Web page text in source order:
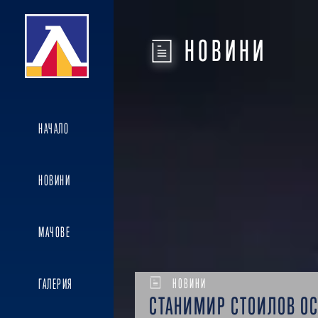
НАЧАЛО
НОВИНИ
МАЧОВЕ
ГАЛЕРИЯ
НОВИНИ
НОВИНИ
СТАНИМИР СТОИЛОВ